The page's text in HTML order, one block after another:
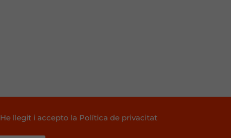
He llegit i accepto la Política de privacitat